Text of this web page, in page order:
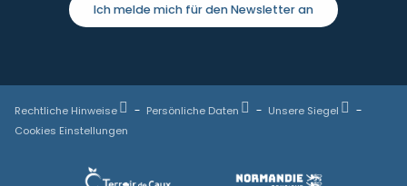
Ich melde mich für den Newsletter an
Rechtliche Hinweise Persönliche Daten
Unsere Siegel
Cookies Einstellungen